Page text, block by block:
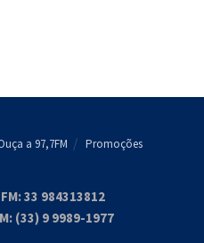
a 97,7FM Promoções
33 984313812
(33) 9 9989-1977